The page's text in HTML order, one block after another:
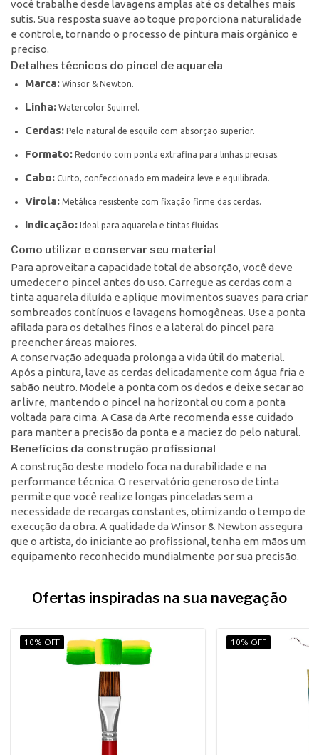
você trabalhe desde lavagens amplas até os detalhes mais
sutis. Sua resposta suave ao toque proporciona naturalidade
e controle, tornando o processo de pintura mais orgânico e
preciso.
Detalhes técnicos do pincel de aquarela
Marca: Winsor & Newton.
Linha: Watercolor Squirrel.
Cerdas: Pelo natural de esquilo com absorção superior.
Formato: Redondo com ponta extrafina para linhas precisas.
Cabo: Curto, confeccionado em madeira leve e equilibrada.
Virola: Metálica resistente com fixação firme das cerdas.
Indicação: Ideal para aquarela e tintas fluidas.
Como utilizar e conservar seu material
Para aproveitar a capacidade total de absorção, você deve
umedecer o pincel antes do uso. Carregue as cerdas com a
tinta aquarela diluída e aplique movimentos suaves para criar
sombreados contínuos e lavagens homogêneas. Use a ponta
afilada para os detalhes finos e a lateral do pincel para
preencher áreas maiores.
A conservação adequada prolonga a vida útil do material.
Após a pintura, lave as cerdas delicadamente com água fria e
sabão neutro. Modele a ponta com os dedos e deixe secar ao
ar livre, mantendo o pincel na horizontal ou com a ponta
voltada para cima. A Casa da Arte recomenda esse cuidado
para manter a precisão da ponta e a maciez do pelo natural.
Benefícios da construção profissional
A construção deste modelo foca na durabilidade e na
performance técnica. O reservatório generoso de tinta
permite que você realize longas pinceladas sem a
necessidade de recargas constantes, otimizando o tempo de
execução da obra. A qualidade da Winsor & Newton assegura
que o artista, do iniciante ao profissional, tenha em mãos um
equipamento reconhecido mundialmente por sua precisão.
Ofertas inspiradas na sua navegação
10% OFF 10% OFF